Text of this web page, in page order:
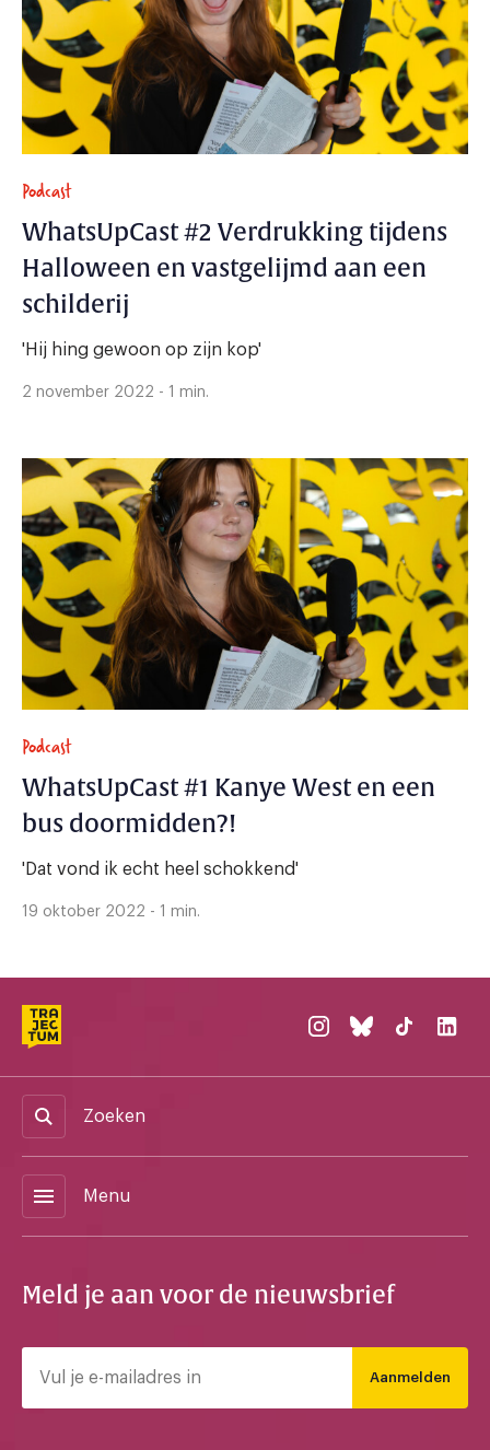
Podcast
WhatsUpCast #2 Verdrukking tijdens
Halloween en vastgelijmd aan een
schilderij
'Hij hing gewoon op zijn kop'
2 november 2022 - 1 min.
Podcast
WhatsUpCast #1 Kanye West en een
bus doormidden?!
'Dat vond ik echt heel schokkend'
19 oktober 2022 - 1 min.
Zoeken
menu Menu
Meld je aan voor de nieuwsbrief
Aanmelden